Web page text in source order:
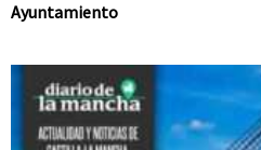
Ayuntamiento